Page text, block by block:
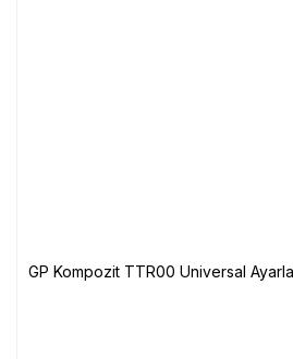
GP Kompozit TTR00 Universal